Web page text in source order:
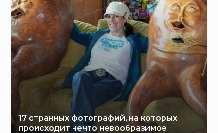
17 странных фотографий, на которых
происходит нечто невообразимое